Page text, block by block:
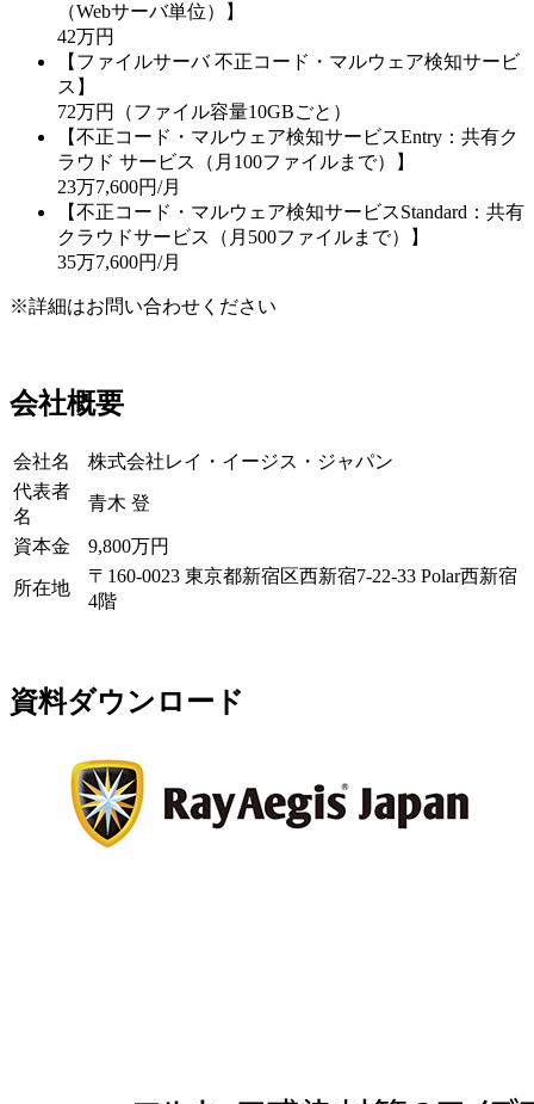
（Webサーバ単位）】
42万円
【ファイルサーバ 不正コード・マルウェア検知サービ
ス】
72万円（ファイル容量10GBごと）
【不正コード・マルウェア検知サービスEntry：共有ク
ラウド サービス（月100ファイルまで）】
23万7,600円/月
【不正コード・マルウェア検知サービスStandard：共有
クラウドサービス（月500ファイルまで）】
35万7,600円/月
※詳細はお問い合わせください
会社概要
会社名
株式会社レイ・イージス・ジャパン
代表者
名
青木 登
資本金 9,800万円
所在地
〒160-0023 東京都新宿区西新宿7-22-33 Polar西新宿
4階
資料ダウンロード